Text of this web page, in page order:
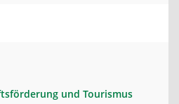
und Tourismus